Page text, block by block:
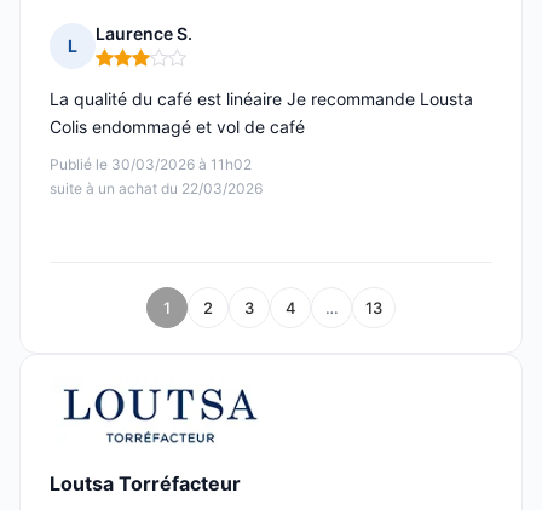
L
Laurence S.
Note : 3 sur 5
Publié le 30/03/2026 à 11h02
suite à un achat du 22/03/2026
La qualité du café est linéaire Je recommande Lousta
Colis endommagé et vol de café
1 2 3 4 … 13
Loutsa Torréfacteur